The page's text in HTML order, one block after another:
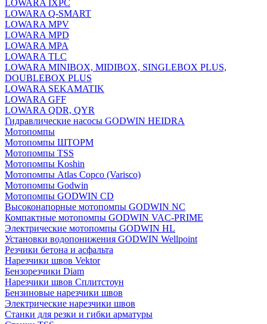
LOWARA IXPС
LOWARA Q-SMART
LOWARA MPV
LOWARA MPD
LOWARA MPA
LOWARA TLC
LOWARA MINIBOX, MIDIBOX, SINGLEBOX PLUS,
DOUBLEBOX PLUS
LOWARA SEKAMATIK
LOWARA GFF
LOWARA QDR, QYR
Гидравлические насосы GODWIN HEIDRA
Мотопомпы
Мотопомпы ШТОРМ
Мотопомпы TSS
Мотопомпы Koshin
Мотопомпы Atlas Copco (Varisco)
Мотопомпы Godwin
Мотопомпы GODWIN CD
Высоконапорные мотопомпы GODWIN NC
Компактные мотопомпы GODWIN VAC-PRIME
Электрические мотопомпы GODWIN HL
Установки водопонижения GODWIN Wellpoint
Резчики бетона и асфальта
Нарезчики швов Vektor
Бензорезчики Diam
Нарезчики швов Сплитстоун
Бензиновые нарезчики швов
Электрические нарезчики швов
Станки для резки и гибки арматуры